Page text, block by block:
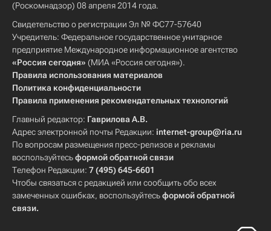
(Роскомнадзор) 08 апреля 2014 года.
Свидетельство о регистрации Эл № ФС77-57640
Учредитель: Федеральное государственное унитарное
предприятие Международное информационное агентство
«Россия сегодня» (МИА «Россия сегодня»).
Правила использования материалов
Политика конфиденциальности
Правила применения рекомендательных технологий
Главный редактор: Гаврилова А.В.
Адрес электронной почты Редакции: internet-group@ria.ru
По вопросам размещения пресс-релизов и рекламы
воспользуйтесьформой обратной связи
Телефон Редакции: 7 (495) 645-6601
Чтобы связаться с редакцией или сообщить обо всех
замеченных ошибках, воспользуйтесьформой обратной
связи.